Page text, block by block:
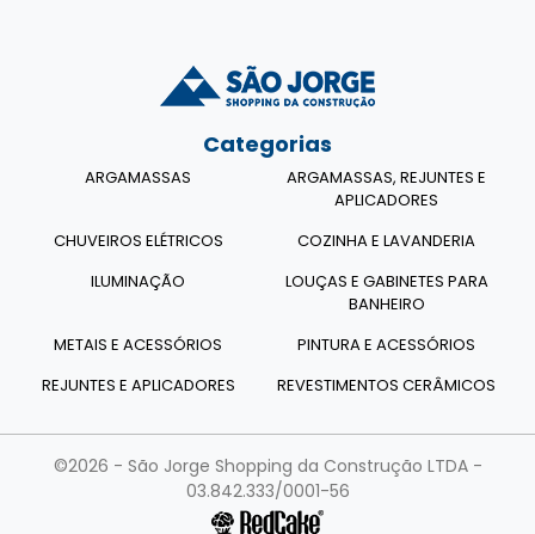
Categorias
ARGAMASSAS
ARGAMASSAS, REJUNTES E
APLICADORES
CHUVEIROS ELÉTRICOS
COZINHA E LAVANDERIA
ILUMINAÇÃO
LOUÇAS E GABINETES PARA
BANHEIRO
METAIS E ACESSÓRIOS
PINTURA E ACESSÓRIOS
REJUNTES E APLICADORES
REVESTIMENTOS CERÂMICOS
©2026 - São Jorge Shopping da Construção LTDA -
03.842.333/0001-56